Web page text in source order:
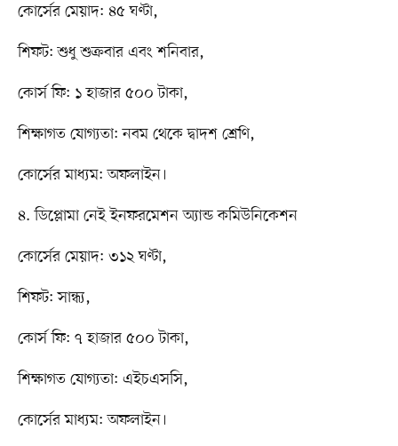
কোর্সের মেয়াদ: ৪৫ ঘণ্টা,
শিফট: শুধু শুক্রবার এবং শনিবার,
কোর্স ফি: ১ হাজার ৫০০ টাকা,
শিক্ষাগত যোগ্যতা: নবম থেকে দ্বাদশ শ্রেণি,
কোর্সের মাধ্যম: অফলাইন।
৪. ডিপ্লোমা নেই ইনফরমেশন অ্যান্ড কমিউনিকেশন
কোর্সের মেয়াদ: ৩১২ ঘণ্টা,
শিফট: সান্ধ্য,
কোর্স ফি: ৭ হাজার ৫০০ টাকা,
শিক্ষাগত যোগ্যতা: এইচএসসি,
কোর্সের মাধ্যম: অফলাইন।